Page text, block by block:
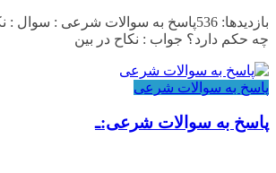
بازدیدها: 536پاسخ به سوالات شرعی :
چه حکم دارد؟ جواب : نکاح در بین
پاسخ به سوالات شرعی
پاسخ به سوالات شرعی:ـ